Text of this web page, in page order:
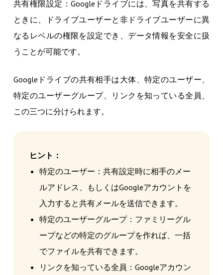
共有権限設定：Googleドライブには、写真を共有する
ときに、ドライブユーザーと非ドライブユーザーに異
なるレベルの権限を設定でき、データ情報を安全に扱
うことが可能です。
Googleドライブの共有相手は大体、特定のユーザー、
特定のユーザーグループ、リンクを知っている全員、
この三つに分けられます。
ヒント：
特定のユーザー：共有設定時に相手のメー
ルアドレス、もしくはGoogleアカウントを
入力すると共有メールを送信できます。
特定のユーザーグループ：ファミリーグル
ープなどの特定のグループを作れば、一括
でファイルを共有できます。
リンクを知っている全員：Googleアカウン